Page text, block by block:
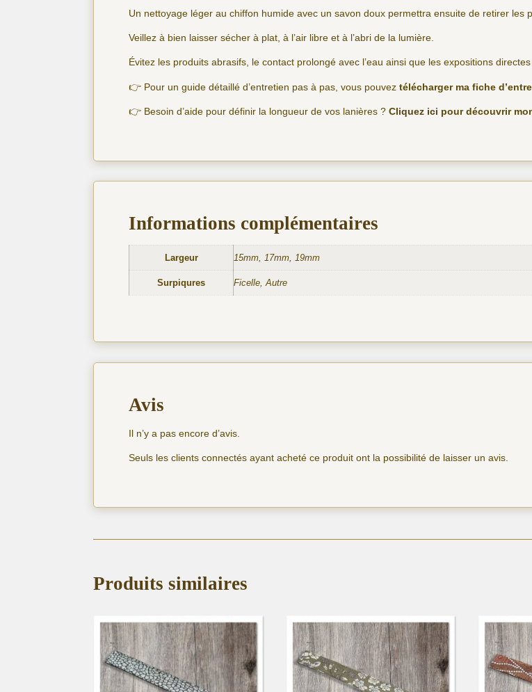
Un nettoyage léger au chiffon humide avec un savon doux permettra ensuite de retirer les
Veillez à bien laisser sécher à plat, à l’air libre et à l’abri de la lumière.
Évitez les produits abrasifs, le contact prolongé avec l’eau ainsi que les expositions
👉 Pour un guide détaillé d’entretien pas à pas, vous pouveztélécharger ma fiche
👉 Besoin d’aide pour définir la longueur de vos lanières ?Cliquez ici pour découvrir
Informations complémentaires
Largeur 15mm, 17mm, 19mm
Surpiqures Ficelle, Autre
Avis
Il n’y a pas encore d’avis.
Seuls les clients connectés ayant acheté ce produit ont la possibilité de laisser un avis.
Produits similaires